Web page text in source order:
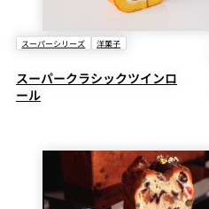
スーパーシリーズ 洋菓子
スーパークラシックツインロ
ール